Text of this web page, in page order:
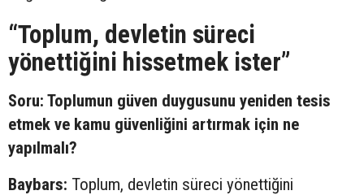
“Toplum, devletin süreci
yönettiğini hissetmek ister”
Soru: Toplumun güven duygusunu yeniden tesis
etmek ve kamu güvenliğini artırmak için ne
yapılmalı?
Baybars: Toplum, devletin süreci yönettiğini